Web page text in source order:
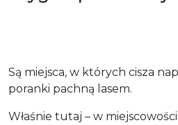
Są miejsca, w których cisza
poranki pachną lasem.
Właśnie tutaj – w